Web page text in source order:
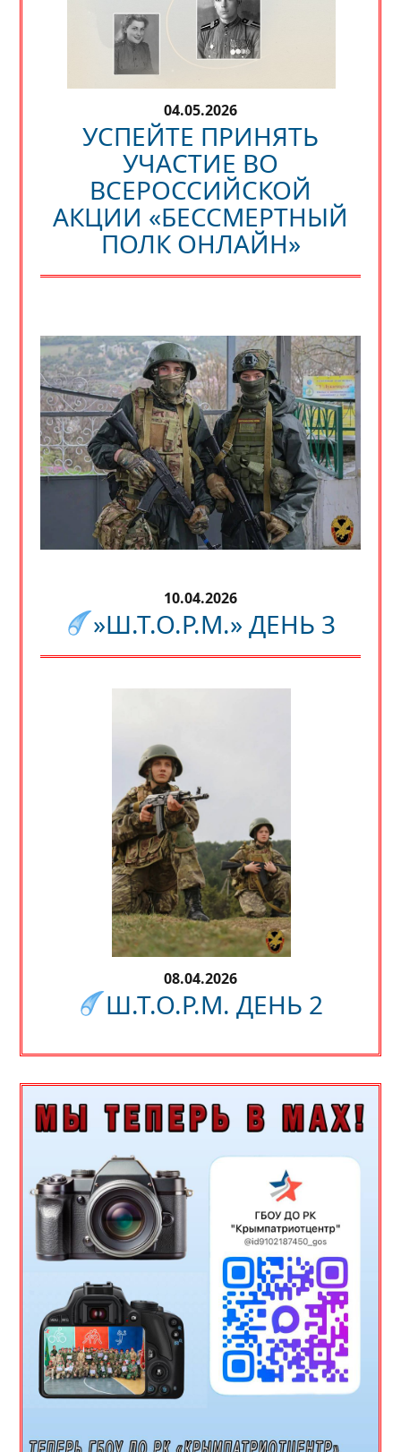
04.05.2026
УСПЕЙТЕ ПРИНЯТЬ
УЧАСТИЕ ВО
ВСЕРОССИЙСКОЙ
АКЦИИ «БЕССМЕРТНЫЙ
ПОЛК ОНЛАЙН»
10.04.2026
»Ш.Т.О.Р.М.» ДЕНЬ 3
08.04.2026
Ш.Т.О.Р.М. ДЕНЬ 2